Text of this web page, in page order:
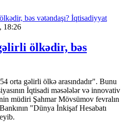
İqtisadiyyat
18:26
ölkədir, bəs
orta gəlirli ölkə arasındadır". Bunu
İqtisadi məsələlər və innovativ
müdiri Şahmar Mövsümov fevralın
"Dünya İnkişaf Hesabatı